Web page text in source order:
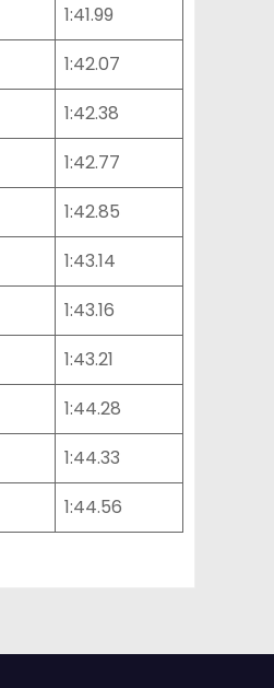
1:41.99
1:42.07
1:42.38
1:42.77
1:42.85
1:43.14
1:43.16
1:43.21
1:44.28
1:44.33
1:44.56